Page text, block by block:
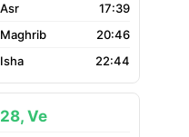
17:39
20:46
22:44
28, Ve